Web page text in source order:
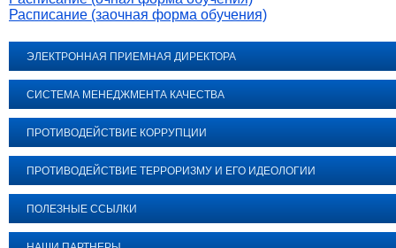
Расписание (заочная форма обучения)
ЭЛЕКТРОННАЯ ПРИЕМНАЯ ДИРЕКТОРА
СИСТЕМА МЕНЕДЖМЕНТА КАЧЕСТВА
ПРОТИВОДЕЙСТВИЕ КОРРУПЦИИ
ПРОТИВОДЕЙСТВИЕ ТЕРРОРИЗМУ И ЕГО ИДЕОЛОГИИ
ПОЛЕЗНЫЕ ССЫЛКИ